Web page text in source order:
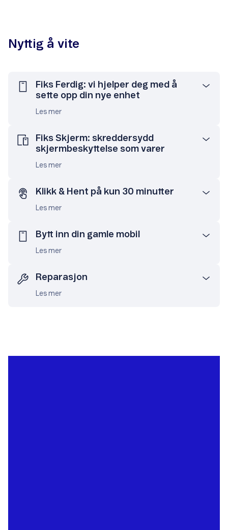
Nyttig å vite
Fiks Ferdig: vi hjelper deg med å
sette opp din nye enhet
Les mer
Fiks Skjerm: skreddersydd
skjermbeskyttelse som varer
Les mer
Klikk & Hent på kun 30 minutter
Les mer
Bytt inn din gamle mobil
Les mer
Reparasjon
Les mer